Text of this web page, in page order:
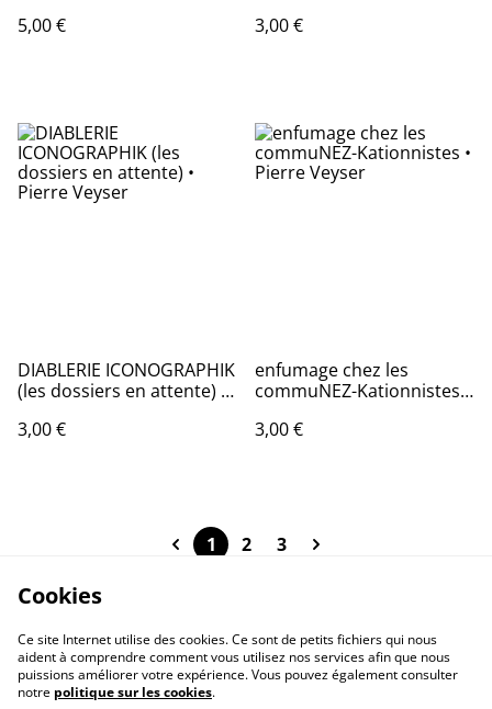
5,00 €
3,00 €
DIABLERIE ICONOGRAPHIK
(les dossiers en attente) •
3,00 €
enfumage chez les
commuNEZ-Kationnistes •
3,00 €
1 2 3
Cookies
Ce site Internet utilise des cookies. Ce sont de petits fichiers qui nous
aident à comprendre comment vous utilisez nos services afin que nous
puissions améliorer votre expérience. Vous pouvez également consulter
notre politique sur les cookies.